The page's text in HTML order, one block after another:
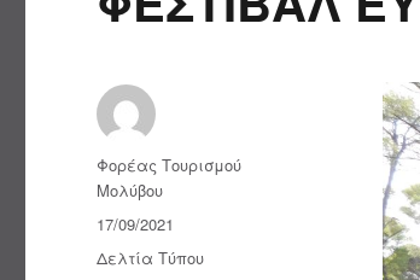
Συντάκτης
Φορέας Τουρισμού
Μολύβου
Δημοσιεύτηκε
την
17/09/2021
Κατηγορίες
Δελτία Τύπου